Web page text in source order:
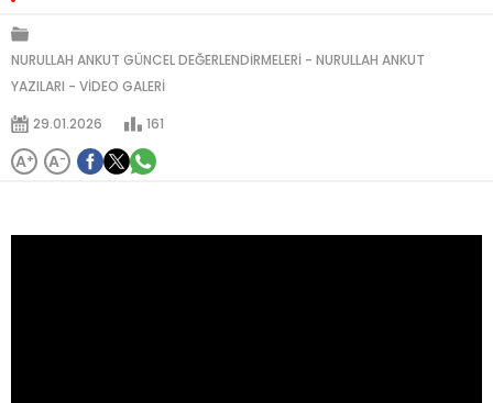
NURULLAH ANKUT GÜNCEL DEĞERLENDİRMELERİ
NURULLAH ANKUT
YAZILARI
VİDEO GALERİ
29.01.2026
161
A+ A-